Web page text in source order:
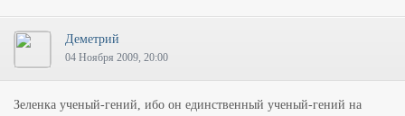
Деметрий
04 Ноября 2009, 20:00
Зеленка ученый-гений, ибо он единственный ученый-гений на